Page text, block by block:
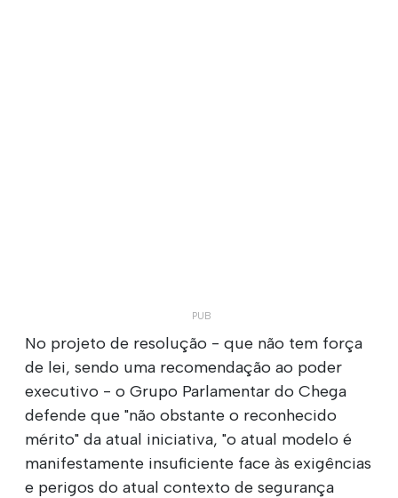
No projeto de resolução - que não tem força
de lei, sendo uma recomendação ao poder
executivo - o Grupo Parlamentar do Chega
defende que "não obstante o reconhecido
mérito" da atual iniciativa, "o atual modelo é
manifestamente insuficiente face às exigências
e perigos do atual contexto de segurança